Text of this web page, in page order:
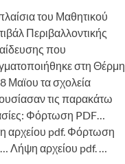
του Μαθητικού
Περιβαλλοντικής
που
στη Θέρμη
8 Μαϊου τα σχολεία
τις παρακάτω
Φόρτωση PDF…
αρχείου pdf. Φόρτωση
Λήψη αρχείου pdf. …